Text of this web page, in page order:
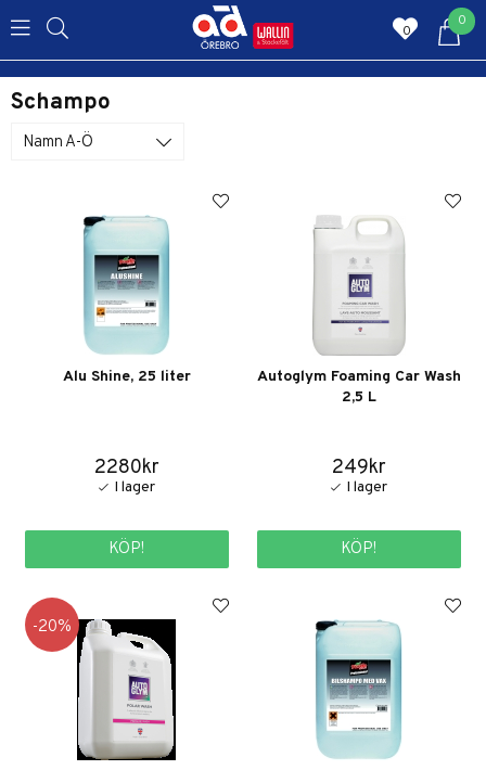
0
0
Schampo
Namn A-Ö
Alu Shine, 25 liter
2280kr
KÖP!
Autoglym Foaming Car Wash
2,5 L
249kr
KÖP!
20